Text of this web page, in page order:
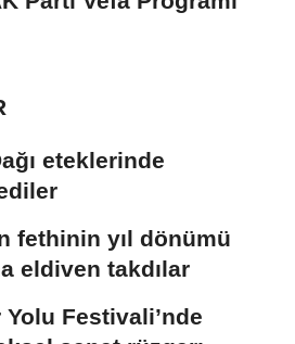
eteklerinde
fethinin yıl dönümü
eldiven takdılar
Festivali’nde